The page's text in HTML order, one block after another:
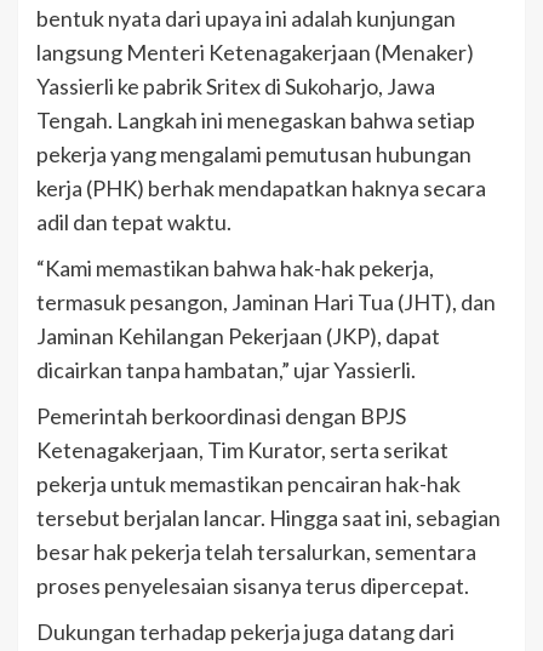
bentuk nyata dari upaya ini adalah kunjungan
langsung Menteri Ketenagakerjaan (Menaker)
Yassierli ke pabrik Sritex di Sukoharjo, Jawa
Tengah. Langkah ini menegaskan bahwa setiap
pekerja yang mengalami pemutusan hubungan
kerja (PHK) berhak mendapatkan haknya secara
adil dan tepat waktu.
“Kami memastikan bahwa hak-hak pekerja,
termasuk pesangon, Jaminan Hari Tua (JHT), dan
Jaminan Kehilangan Pekerjaan (JKP), dapat
dicairkan tanpa hambatan,” ujar Yassierli.
Pemerintah berkoordinasi dengan BPJS
Ketenagakerjaan, Tim Kurator, serta serikat
pekerja untuk memastikan pencairan hak-hak
tersebut berjalan lancar. Hingga saat ini, sebagian
besar hak pekerja telah tersalurkan, sementara
proses penyelesaian sisanya terus dipercepat.
Dukungan terhadap pekerja juga datang dari